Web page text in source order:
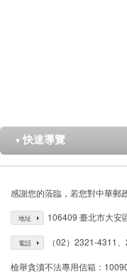
▼ 快速導覽
感謝您的蒞臨，若您對中華郵
地址 106409 臺北市大安
電話 （02）2321-4311
檢舉貪瀆不法專用信箱：